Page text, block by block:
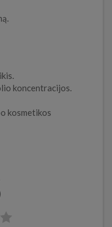
koncentracijos.
kosmetikos